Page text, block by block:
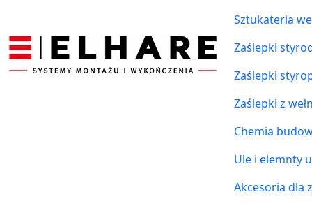
Sztukateria
Zaślepki
Zaślepki
Zaślepki z
Chemia
Ule i elemnty
Akcesoria dla